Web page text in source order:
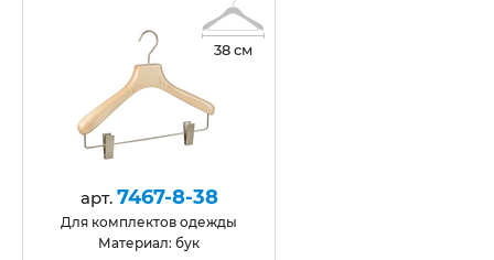
38 см
арт. 7467-8-38
Для комплектов одежды
Материал: бук